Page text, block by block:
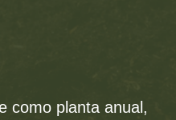
como planta anual,